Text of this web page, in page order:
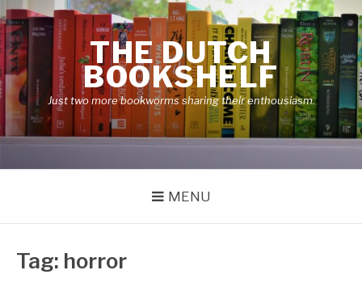
Naar
de
inhoud
springen
THE DUTCH
BOOKSHELF
Just two more bookworms sharing their enthousiasm.
MENU
Tag: horror